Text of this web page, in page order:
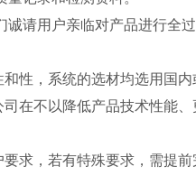
诚请用户亲临对产品进行
和性，系统的选材均选用
司在不以降低产品技术性
要求，若有特殊要求，需